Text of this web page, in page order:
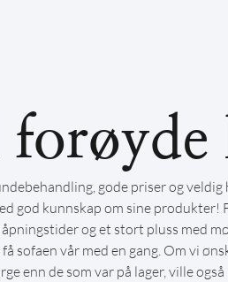
gode priser og veldig
god kunnskap om sine produkter!
og et stort pluss med
sofaen vår med en gang. Om vi
enn de som var på lager, ville også